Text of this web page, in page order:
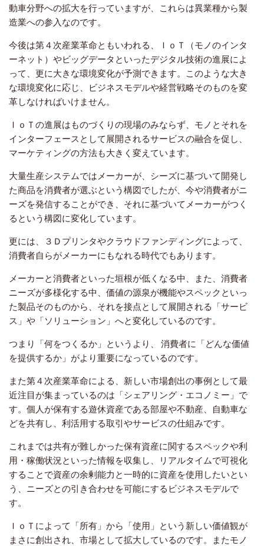
動車分野への拡大を行っていますが、これらは異業種から製
造業への参入なのです。
今後は第４次産業革命ともいわれる、ＩｏＴ（モノのインタ
ーネット）やビッグデータといったデジタル技術の進展によ
って、更に大きな環境変化が予測できます。このような大き
な環境変化に応じ、ビジネスモデルや経営戦略そのものを変
革しなければいけません。
ＩｏＴの進展はものづくりの現場のみならず、モノとそれを
インターフェースとして展開されるサービスの融合を促し、
マーケティングの方法も大きく変えています。
大量生産システムではメーカーが、シーズに基づいて開発し
た商品を消費者が選ぶという構図でしたが、今や消費者がニ
ーズを発信することができ、それに基づいてメーカーがつく
るという構図に変化しています。
更には、３Ｄプリンタやクラウドファンディングによって、
消費者自らがメーカーにもなれる時代でもあります。
メーカーと消費者といった垣根が低くなる中、また、消費者
ニーズが多様化する中、価値の源泉が機能やスペックといっ
た製品そのものから、それを接点として展開される「サービ
ス」や「ソリューション」へと変化しているのです。
つまり「何をつくるか」というより、 消費者に「どんな価値
を提供するか」がより重要になっているのです。
また第４次産業革命による、新しい市場創出の事例として最
近注目が集まっているのは「シェアリング・エコノミー」で
す。個人が保有する遊休資産である部屋や不動産、自動車な
どを共有し、利活用する取引やサービスの仕組みです。
これまでは共有が難しかった保有資産に関するスペックや利
用・稼働状況といった情報を収集し、リアルタイムで可視化
することで資産の余剰能力と一時的に資産を使用したいとい
う、ニーズとの引き合わせを可能にするビジネスモデルで
す。
ＩｏＴによって「所有」から「使用」という新しい価値観が
まさに創出され、市場として拡大しているのです。またモノ